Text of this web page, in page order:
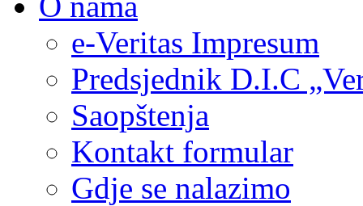
e-Veritas Impresum
Predsjednik D.I.C
Saopštenja
Kontakt formular
Gdje se nalazimo